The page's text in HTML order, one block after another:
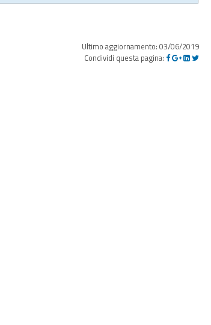
Ultimo aggiornamento: 03/06/2019
Condividi questa pagina: